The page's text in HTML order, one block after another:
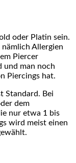
oder Platin sein.
Allergien
Piercer
und man noch
Piercings hat.
Standard. Bei
dem
nur etwa 1 bis
wird meist einen